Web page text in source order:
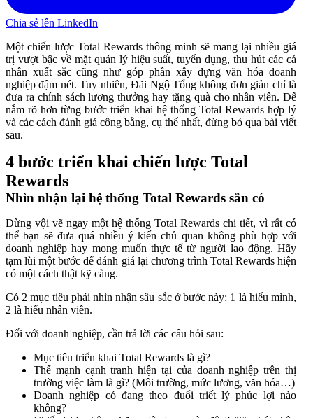
Chia sẻ lên LinkedIn
Một chiến lược Total Rewards thông minh sẽ mang lại nhiều giá
trị vượt bậc về mặt quản lý hiệu suất, tuyển dụng, thu hút các cá
nhân xuất sắc cũng như góp phần xây dựng văn hóa doanh
nghiệp đậm nét. Tuy nhiên, Đãi Ngộ Tổng không đơn giản chỉ là
đưa ra chính sách lương thưởng hay tặng quà cho nhân viên. Để
nắm rõ hơn từng bước triển khai hệ thống Total Rewards hợp lý
và các cách đánh giá công bằng, cụ thể nhất, đừng bỏ qua bài viết
sau.
4 bước triển khai chiến lược Total
Rewards
Nhìn nhận lại hệ thống Total Rewards sẵn có
Đừng vội vẽ ngay một hệ thống Total Rewards chi tiết, vì rất có
thể bạn sẽ đưa quá nhiều ý kiến chủ quan không phù hợp với
doanh nghiệp hay mong muốn thực tế từ người lao động. Hãy
tạm lùi một bước để đánh giá lại chương trình Total Rewards hiện
có một cách thật kỹ càng.
Có 2 mục tiêu phải nhìn nhận sâu sắc ở bước này: 1 là hiểu mình,
2 là hiểu nhân viên.
Đối với doanh nghiệp, cần trả lời các câu hỏi sau:
Mục tiêu triển khai Total Rewards là gì?
Thế mạnh cạnh tranh hiện tại của doanh nghiệp trên thị
trường việc làm là gì? (Môi trường, mức lương, văn hóa…)
Doanh nghiệp có đang theo đuổi triết lý phúc lợi nào
không?